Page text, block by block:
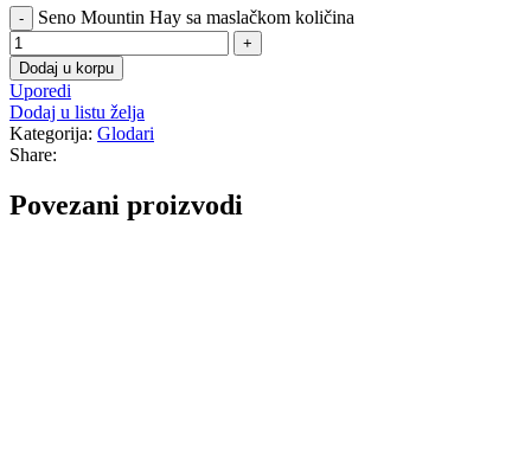
Seno Mountin Hay sa maslačkom količina
Dodaj u korpu
Uporedi
Dodaj u listu želja
Kategorija: Glodari
Share:
Povezani proizvodi